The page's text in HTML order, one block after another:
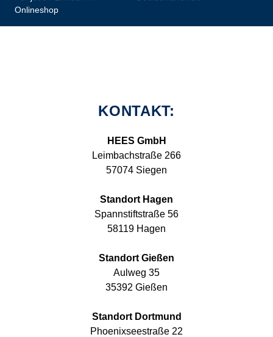
Onlineshop
KONTAKT:
HEES GmbH
Leimbachstraße 266
57074 Siegen
Standort Hagen
Spannstiftstraße 56
58119 Hagen
Standort Gießen
Aulweg 35
35392 Gießen
Standort Dortmund
Phoenixseestraße 22